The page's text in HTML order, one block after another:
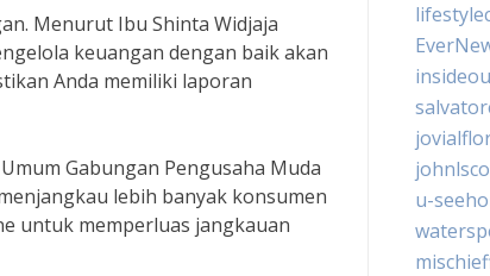
Menurut Ibu Shinta Widjaja
keuangan dengan baik akan
Anda memiliki laporan
Gabungan Pengusaha Muda
lebih banyak konsumen
untuk memperluas jangkauan
u-